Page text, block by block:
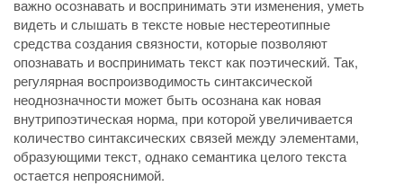
важно осознавать и воспринимать эти изменения, уметь
видеть и слышать в тексте новые нестереотипные
средства создания связности, которые позволяют
опознавать и воспринимать текст как поэтический. Так,
регулярная воспроизводимость синтаксической
неоднозначности может быть осознана как новая
внутрипоэтическая норма, при которой увеличивается
количество синтаксических связей между элементами,
образующими текст, однако семантика целого текста
остается непрояснимой.